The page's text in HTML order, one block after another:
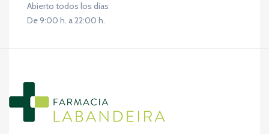
Abierto todos los días
De 9:00 h. a 22:00 h.